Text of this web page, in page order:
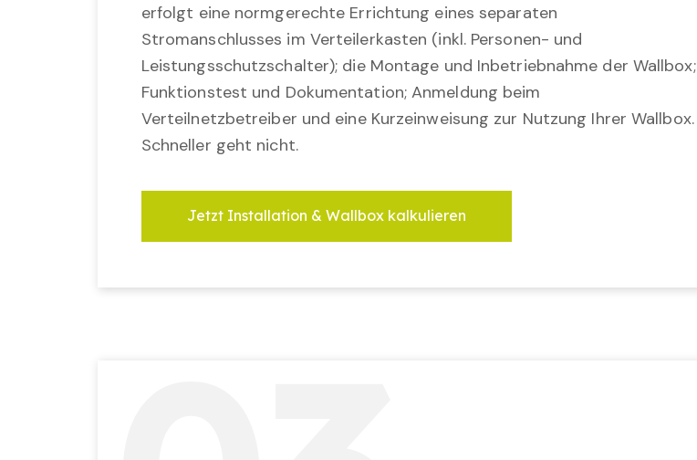
erfolgt eine normgerechte Errichtung eines separaten
Stromanschlusses im Verteilerkasten (inkl. Personen- und
Leistungsschutzschalter); die Montage und Inbetriebnahme der Wallbox;
Funktionstest und Dokumentation; Anmeldung beim
Verteilnetzbetreiber und eine Kurzeinweisung zur Nutzung Ihrer Wallbox.
Schneller geht nicht.
Jetzt Installation & Wallbox kalkulieren